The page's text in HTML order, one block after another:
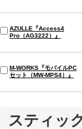
‎AZULLE『‎Access4
Pro（AG3222）』
M-WORKS『モバイルPC
セット（MW-MPS4）』
スティッ